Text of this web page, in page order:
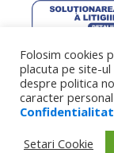
web design
Folosim cookies
placuta pe site-
despre politica
caracter
Setari Cookie